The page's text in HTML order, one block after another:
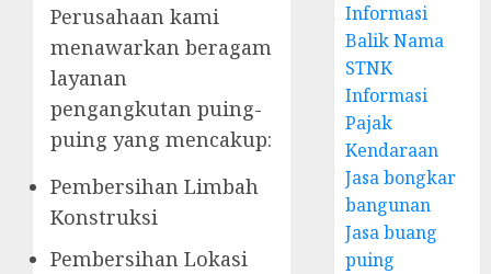
Perusahaan kami
menawarkan beragam
layanan
pengangkutan puing-
puing yang mencakup:
Pembersihan Limbah
Konstruksi
Pembersihan Lokasi
Informasi
Balik Nama
STNK
Informasi
Pajak
Kendaraan
Jasa bongkar
bangunan
Jasa buang
puing